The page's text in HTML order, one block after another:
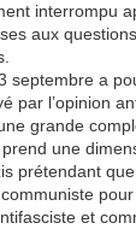
interrompu
aux
septembre a
par l’opinion
grande
prend une
prétendant
et